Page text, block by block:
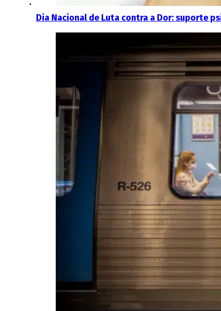
Dia Nacional de Luta contra a Dor: suporte